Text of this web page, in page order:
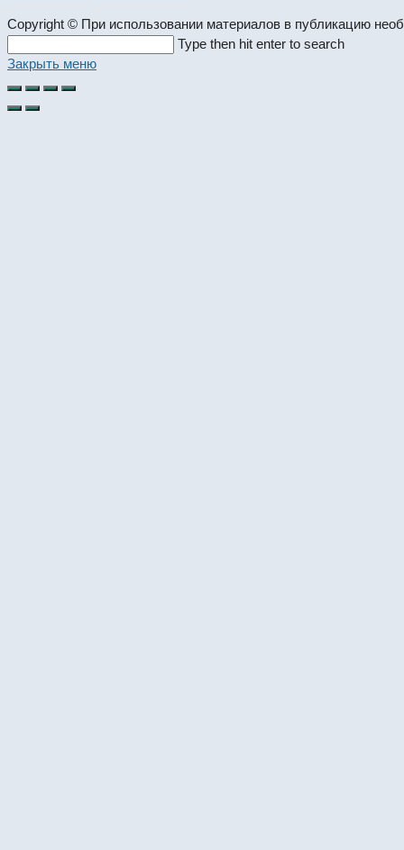
Copyright © При использовании материалов в публикацию
this
website
Type then hit enter to search
Закрыть меню